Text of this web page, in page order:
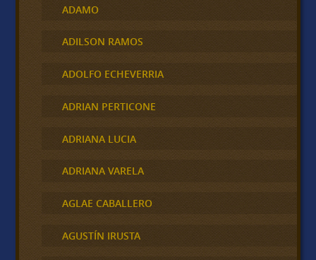
ADAMO
ADILSON RAMOS
ADOLFO ECHEVERRIA
ADRIAN PERTICONE
ADRIANA LUCIA
ADRIANA VARELA
AGLAE CABALLERO
AGUSTÍN IRUSTA